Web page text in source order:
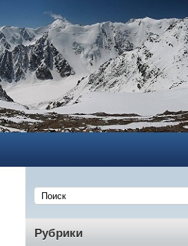
Рубрики